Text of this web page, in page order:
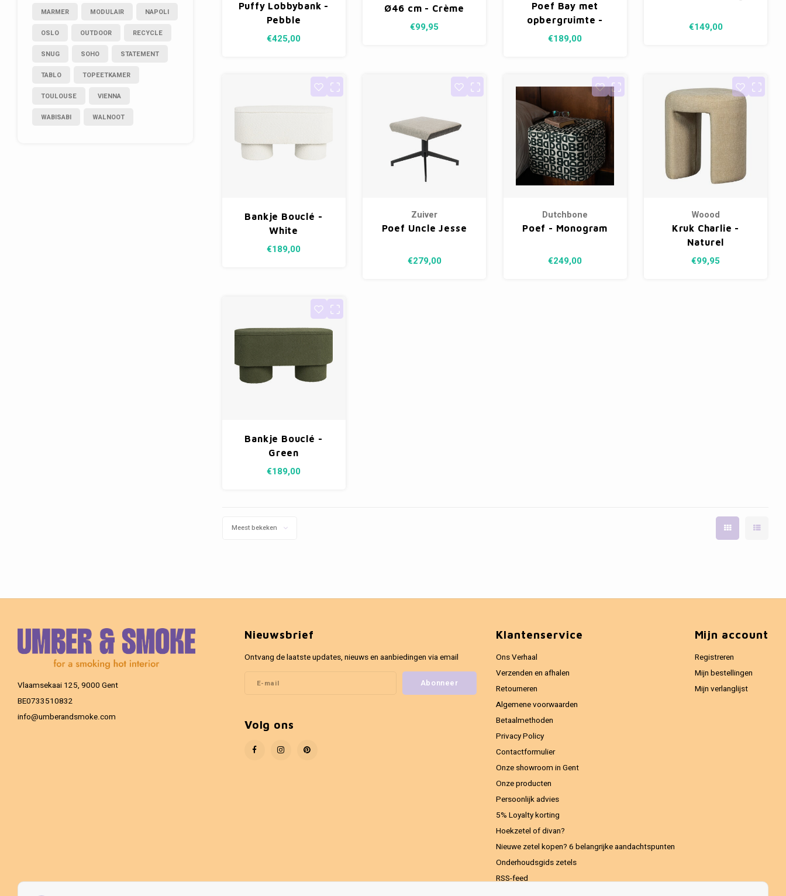
MARMER MODULAIR NAPOLI
OSLO OUTDOOR RECYCLE
SNUG SOHO STATEMENT
TABLO TOPEETKAMER
TOULOUSE VIENNA
WABISABI WALNOOT
Puffy Lobbybank -
Pebble
€425,00
Ø46 cm - Crème
€99,95
Poef Bay met
opbergruimte -
Brown
€189,00
€149,00
Bankje Bouclé -
White
€189,00
Zuiver
Poef Uncle Jesse
€279,00
Dutchbone
Poef - Monogram
€249,00
Woood
Kruk Charlie -
Naturel
€99,95
Bankje Bouclé -
Green
€189,00
Meest bekeken
Vlaamsekaai 125, 9000 Gent
BE0733510832
info@umberandsmoke.com
Nieuwsbrief
Ontvang de laatste updates, nieuws en aanbiedingen via email
Abonneer
Volg ons
Klantenservice
Ons Verhaal
Verzenden en afhalen
Retourneren
Algemene voorwaarden
Betaalmethoden
Privacy Policy
Contactformulier
Onze showroom in Gent
Onze producten
Persoonlijk advies
5% Loyalty korting
Hoekzetel of divan?
Nieuwe zetel kopen? 6 belangrijke aandachtspunten
Onderhoudsgids zetels
RSS-feed
Mijn account
Registreren
Mijn bestellingen
Mijn verlanglijst